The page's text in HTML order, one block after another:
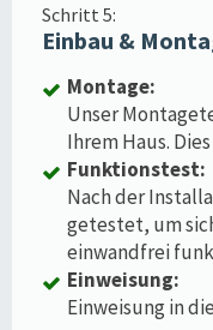
Schritt 5:
Einbau &
Montage:
Unser
Ihrem Haus.
Funktionstest:
Nach der
getestet, um
einwandfrei
Einweisung:
Einweisung in